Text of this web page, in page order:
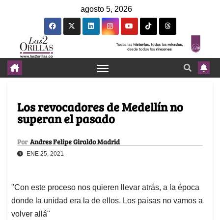
agosto 5, 2026
Los revocadores de Medellín no
superan el pasado
Por Andres Felipe Giraldo Madrid
ENE 25, 2021
"Con este proceso nos quieren llevar atrás, a la época
donde la unidad era la de ellos. Los paisas no vamos a
volver allá"